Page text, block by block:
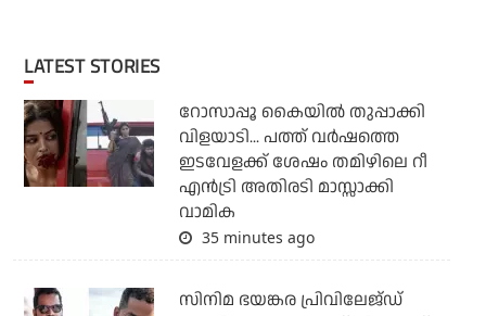
LATEST STORIES
റോസാപ്പൂ കൈയില്‍ തുപ്പാക്കി
വിളയാടി... പത്ത് വര്‍ഷത്തെ
ഇടവേളക്ക് ശേഷം തമിഴിലെ റീ
എന്‍ട്രി അതിരടി മാസ്സാക്കി
വാമിക
35 minutes ago
സിനിമ ഭയങ്കര പ്രിവിലേജ്ഡ്